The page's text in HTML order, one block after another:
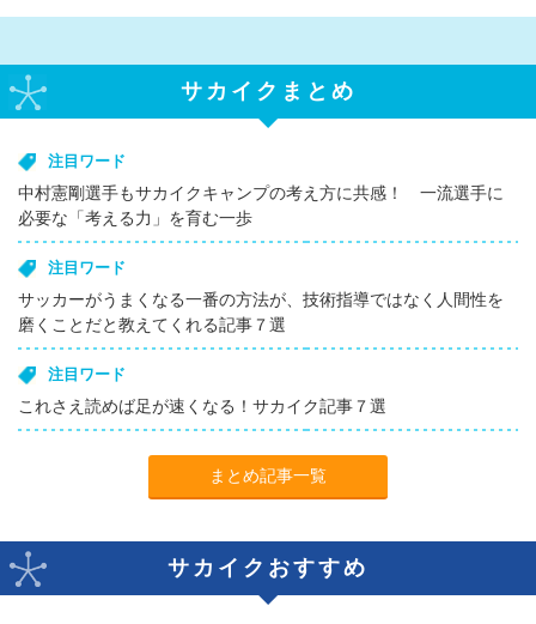
サカイクまとめ
注目ワード
中村憲剛選手もサカイクキャンプの考え方に共感！ 一流選手に
必要な「考える力」を育む一歩
注目ワード
サッカーがうまくなる一番の方法が、技術指導ではなく人間性を
磨くことだと教えてくれる記事７選
注目ワード
これさえ読めば足が速くなる！サカイク記事７選
まとめ記事一覧
サカイクおすすめ